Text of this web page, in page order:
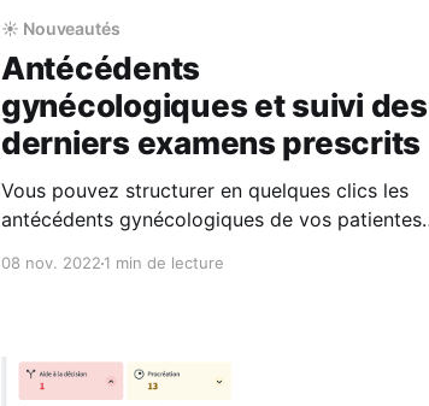
☀️ Nouveautés
Antécédents
gynécologiques et suivi des
derniers examens prescrits
Vous pouvez structurer en quelques clics les
antécédents gynécologiques de vos patientes
dossiers, nous avons ajouté une nouvelle
famille
08 nov. 20221 min de lecture